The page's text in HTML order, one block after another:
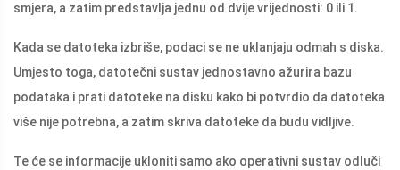
smjera, a zatim predstavlja jednu od dvije vrijednosti: 0 ili 1.
Kada se datoteka izbriše, podaci se ne uklanjaju odmah s diska.
Umjesto toga, datotečni sustav jednostavno ažurira bazu
podataka i prati datoteke na disku kako bi potvrdio da datoteka
više nije potrebna, a zatim skriva datoteke da budu vidljive.
Te će se informacije ukloniti samo ako operativni sustav odluči